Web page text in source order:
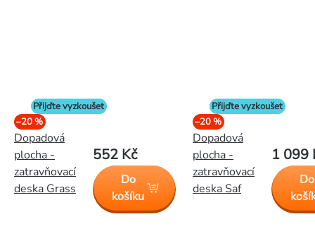
Přijďte vyzkoušet
–20 %
Dopadová
plocha -
zatravňovací
deska Grass
552 Kč
Do
košíku
Přijďte vyzkoušet
–20 %
Dopadová
plocha -
zatravňovací
deska Saf
1 099
Do